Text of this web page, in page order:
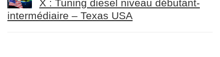
X : Tuning diesel niveau débutant-
intermédiaire – Texas USA